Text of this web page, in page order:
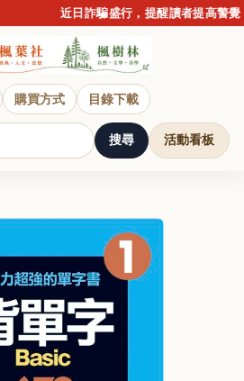
近日詐騙盛行，提醒讀者提高警覺
購買方式 目錄下載
搜尋 活動看板